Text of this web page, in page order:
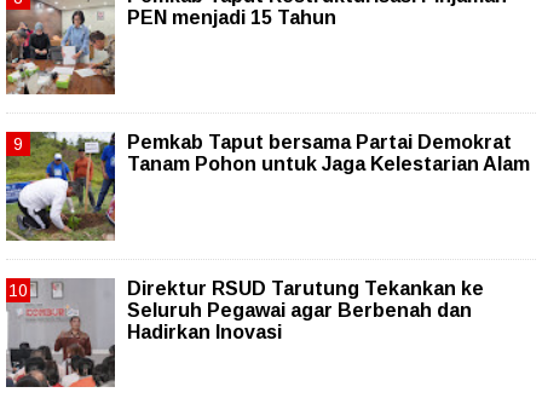
PEN menjadi 15 Tahun‎
Pemkab Taput bersama Partai Demokrat
Tanam Pohon untuk Jaga Kelestarian Alam
Direktur RSUD Tarutung Tekankan ke
Seluruh Pegawai agar Berbenah dan
Hadirkan Inovasi